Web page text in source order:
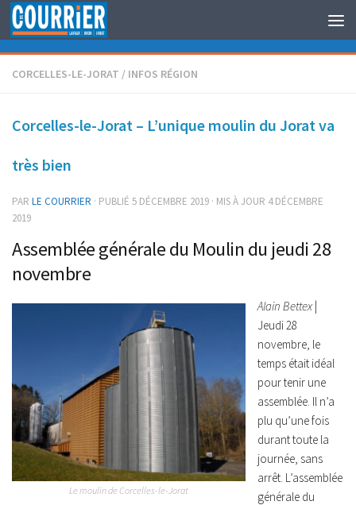
Au dessous du contenu
CORCELLES-LE-JORAT / INFOS RÉGION
Corcelles-le-Jorat – L’unique moulin du Jorat va
très bien
PAR LE COURRIER · PUBLIÉ 5 DÉCEMBRE 2019 · MIS À JOUR 4 DÉCEMBRE
2019
Assemblée générale du Moulin du jeudi 28
novembre
Le moulin de Corcelles-le-Jorat
Alain Bettex|
Jeudi 28
novembre, le
temps était idéal
pour tenir une
assemblée. Il n’a
plu qu’une fois
durant toute la
journée, sans
arrêt. L’assemblée
générale du